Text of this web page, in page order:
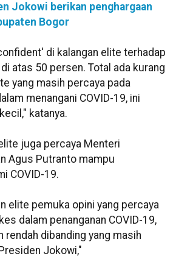
Jokowi berikan penghargaan
Bogor
di kalangan elite terhadap
atas 50 persen. Total ada kurang
yang masih percaya pada
menangani COVID-19, ini
katanya.
juga percaya Menteri
Agus Putranto mampu
COVID-19.
elite pemuka opini yang percaya
dalam penanganan COVID-19,
rendah dibanding yang masih
Jokowi,"